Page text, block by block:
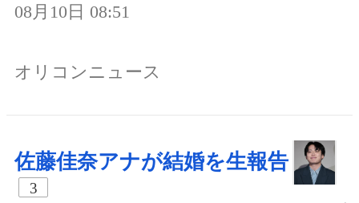
08月10日 08:51
オリコンニュース
佐藤佳奈アナが結婚を生報告
3